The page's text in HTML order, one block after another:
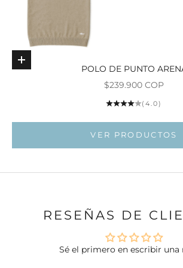
Elige opciones
POLO DE PUNTO
Precio de oferta
$239.900 COP
(4.0)
VER PRODUCTOS
RESEÑAS DE
Sé el primero en escribir una